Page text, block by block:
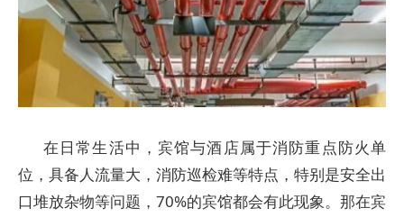
在日常生活中，宾馆与酒店属于消防重点防火单
位，具备人流量大，消防巡检难等特点，特别是安全出
口堆放杂物等问题，70%的宾馆都会有此现象。那在宾